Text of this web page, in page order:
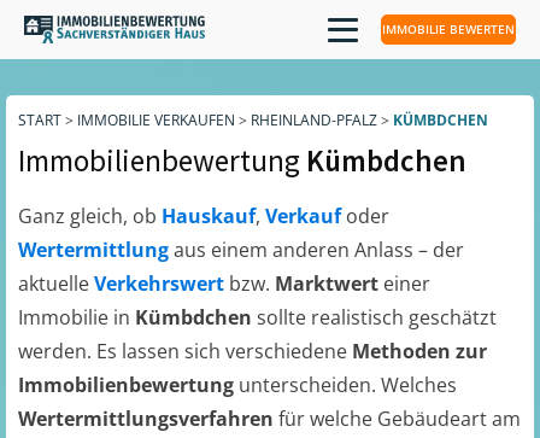
IMMOBILIE BEWERTEN
START> IMMOBILIE VERKAUFEN > RHEINLAND-PFALZ> KÜMBDCHEN
Immobilienbewertung Kümbdchen
Ganz gleich, ob Hauskauf, Verkaufoder
Wertermittlungaus einem anderen Anlass – der
aktuelleVerkehrswert bzw. Marktwert einer
Immobilie in Kümbdchen sollte realistisch geschätzt
werden. Es lassen sich verschiedene Methoden zur
Immobilienbewertung unterscheiden. Welches
Wertermittlungsverfahren für welche Gebäudeart am